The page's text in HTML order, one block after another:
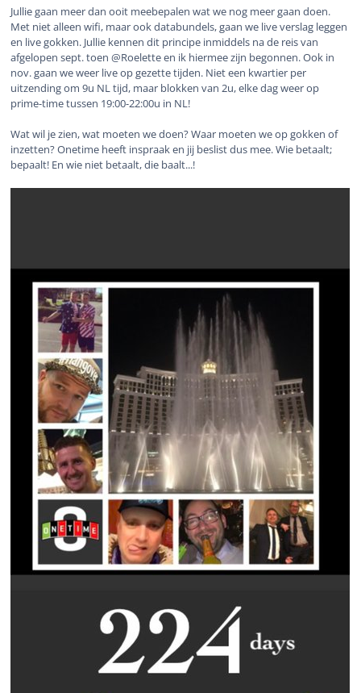
Jullie gaan meer dan ooit meebepalen wat we nog meer gaan doen.
Met niet alleen wifi, maar ook databundels, gaan we live verslag leggen
en live gokken. Jullie kennen dit principe inmiddels na de reis van
afgelopen sept. toen @Roelette en ik hiermee zijn begonnen. Ook in
nov. gaan we weer live op gezette tijden. Niet een kwartier per
uitzending om 9u NL tijd, maar blokken van 2u, elke dag weer op
prime-time tussen 19:00-22:00u in NL!
Wat wil je zien, wat moeten we doen? Waar moeten we op gokken of
inzetten? Onetime heeft inspraak en jij beslist dus mee. Wie betaalt;
bepaalt! En wie niet betaalt, die baalt...!